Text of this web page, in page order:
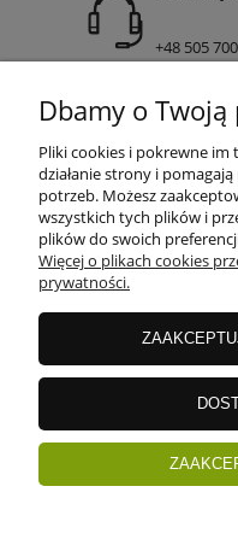
+48 505
ul. Nakielska
Dbamy o
Pliki cookies i pokrewne
działanie strony i
potrzeb. Możesz
wszystkich tych plików i
plików do swoich
Więcej o plikach cookies
prywatności.